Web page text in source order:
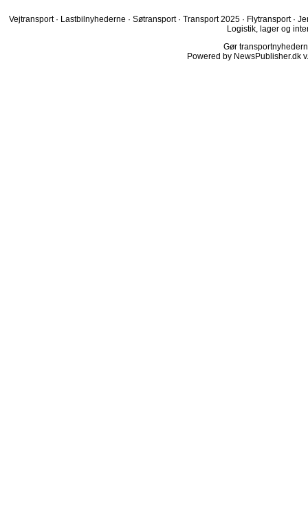
Vejtransport · Lastbilnyhederne · Søtransport · Transport 2025 · Flytransport ·
Logistik, lager og
Gør
Powered by NewsPublisher.dk